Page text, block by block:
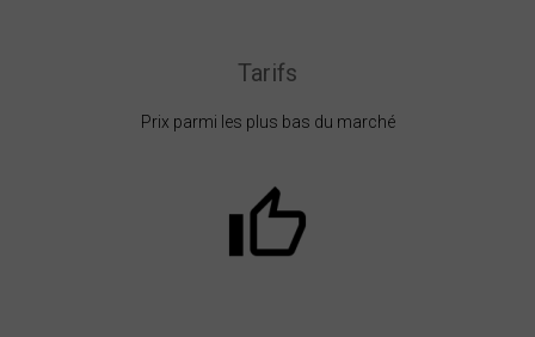
Tarifs
Prix parmi les plus bas du marché